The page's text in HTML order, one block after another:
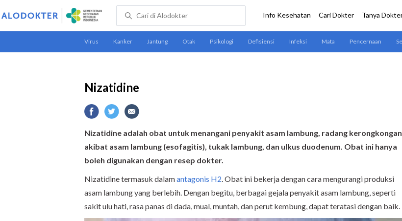
Nizatidine
Nizatidine adalah obat untuk menangani penyakit asam lambung, radang kerongkongan
akibat asam lambung (esofagitis), tukak lambung, dan ulkus duodenum. Obat ini hanya
boleh digunakan dengan resep dokter.
Nizatidine termasuk dalamantagonis H2. Obat ini bekerja dengan cara mengurangi produksi
asam lambung yang berlebih. Dengan begitu, berbagai gejala penyakit asam lambung, seperti
sakit ulu hati, rasa panas di dada, mual, muntah, dan perut kembung, dapat teratasi dengan baik.